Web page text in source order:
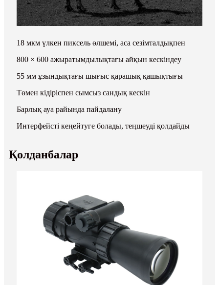
18 мкм үлкен пиксель өлшемі, аса сезімталдықпен
800 × 600 ажыратымдылықтағы айқын кескіндеу
55 мм ұзындықтағы шығыс қарашық қашықтығы
Төмен кідіріспен сымсыз сандық кескін
Барлық ауа райында пайдалану
Интерфейсті кеңейтуге болады, теңшеуді қолдайды
Қолданбалар